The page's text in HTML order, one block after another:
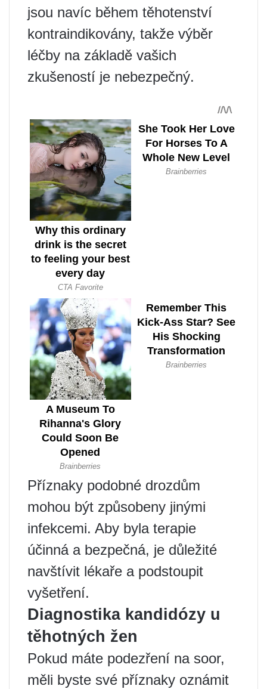
jsou navíc během těhotenství
kontraindikovány, takže výběr
léčby na základě vašich
zkušeností je nebezpečný.
Příznaky podobné drozdům
mohou být způsobeny jinými
infekcemi. Aby byla terapie
účinná a bezpečná, je důležité
navštívit lékaře a podstoupit
vyšetření.
Diagnostika kandidózy u
těhotných žen
Pokud máte podezření na soor,
měli byste své příznaky oznámit